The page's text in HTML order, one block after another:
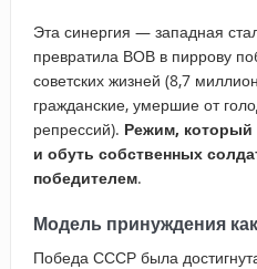
Эта синергия — западная
превратила ВОВ в пиррову
советских жизней (8,7
гражданские, умершие от
репрессий). Режим, который
и обуть собственных
победителем.
Модель принуждения
Победа СССР была